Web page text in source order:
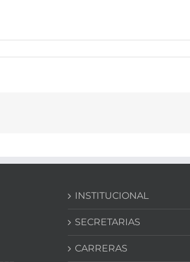
INSTITUCIONAL
SECRETARIAS
CARRERAS